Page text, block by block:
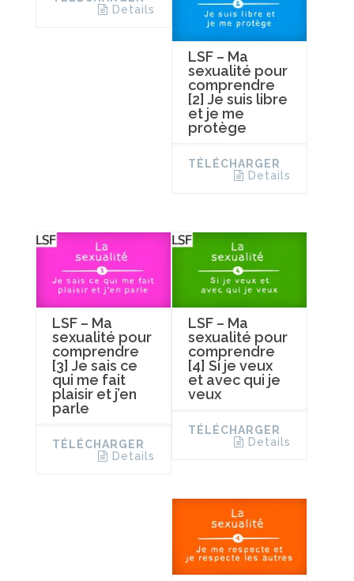
Details
LSF – Ma
sexualité pour
comprendre
[2] Je suis libre
et je me
protège
TÉLÉCHARGER
Details
LSF – Ma
sexualité pour
comprendre
[3] Je sais ce
qui me fait
plaisir et j’en
parle
TÉLÉCHARGER
Details
LSF – Ma
sexualité pour
comprendre
[4] Si je veux
et avec qui je
veux
TÉLÉCHARGER
Details